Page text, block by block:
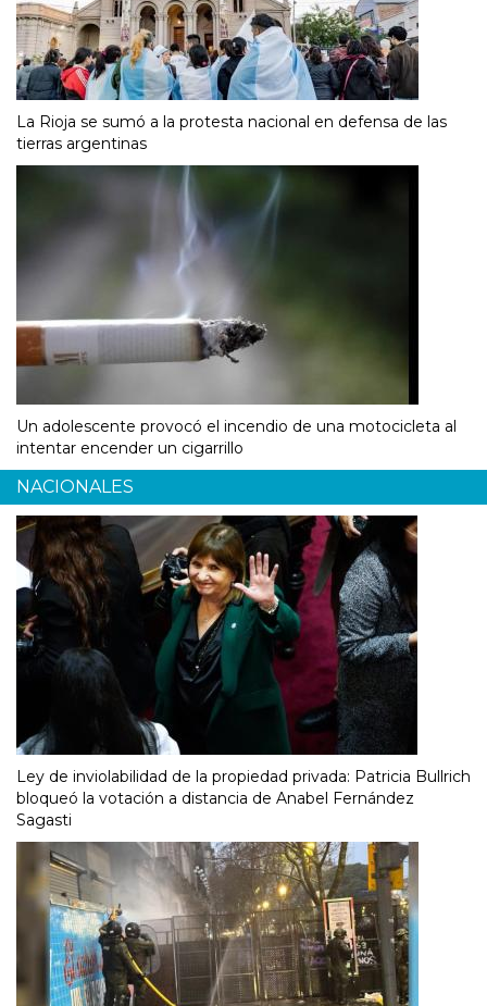
La Rioja se sumó a la protesta nacional en defensa de las
tierras argentinas
Un adolescente provocó el incendio de una motocicleta al
intentar encender un cigarrillo
NACIONALES
Ley de inviolabilidad de la propiedad privada: Patricia Bullrich
bloqueó la votación a distancia de Anabel Fernández
Sagasti